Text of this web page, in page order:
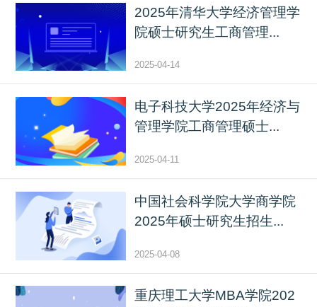
2025年清华大学经济管理学
院硕士研究生工商管理...
2025-04-14
电子科技大学2025年经济与
管理学院工商管理硕士...
2025-04-11
中国社会科学院大学商学院
2025年硕士研究生招生...
2025-04-08
重庆理工大学MBA学院202